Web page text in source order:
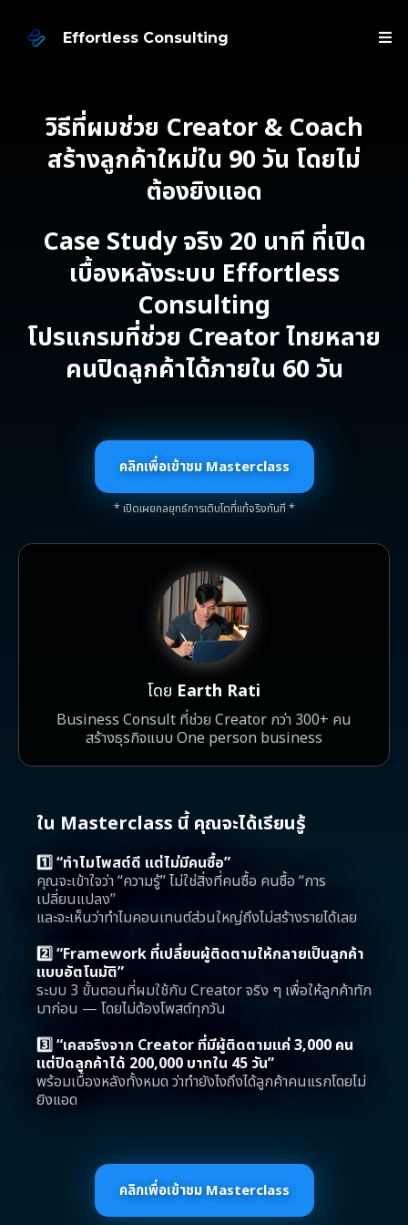
Effortless Consulting
วิธีที่ผมช่วย Creator & Coach
สร้างลูกค้าใหม่ใน 90 วัน โดยไม่
ต้องยิงแอด
Case Study จริง 20 นาที ที่เปิด
เบื้องหลังระบบ Effortless
Consulting
โปรแกรมที่ช่วย Creator ไทยหลาย
คนปิดลูกค้าได้ภายใน 60 วัน
คลิกเพื่อเข้าชม Masterclass
* เปิดเผยกลยุทธ์การเติบโตที่แท้จริงทันที *
โดย Earth Rati
Business Consult ที่ช่วย Creator กว่า 300+ คน
สร้างธุรกิจแบบ One person business
ใน Masterclass นี้ คุณจะได้เรียนรู้
1️⃣ “ทำไมโพสต์ดี แต่ไม่มีคนซื้อ”
คุณจะเข้าใจว่า “ความรู้” ไม่ใช่สิ่งที่คนซื้อ คนซื้อ “การ
เปลี่ยนแปลง”
และจะเห็นว่าทำไมคอนเทนต์ส่วนใหญ่ถึงไม่สร้างรายได้เลย
2️⃣ “Framework ที่เปลี่ยนผู้ติดตามให้กลายเป็นลูกค้า
แบบอัตโนมัติ”
ระบบ 3 ขั้นตอนที่ผมใช้กับ Creator จริง ๆ เพื่อให้ลูกค้าทัก
มาก่อน — โดยไม่ต้องโพสต์ทุกวัน
3️⃣ “เคสจริงจาก Creator ที่มีผู้ติดตามแค่ 3,000 คน
แต่ปิดลูกค้าได้ 200,000 บาทใน 45 วัน”
พร้อมเบื้องหลังทั้งหมด ว่าทำยังไงถึงได้ลูกค้าคนแรกโดยไม่
ยิงแอด
คลิกเพื่อเข้าชม Masterclass